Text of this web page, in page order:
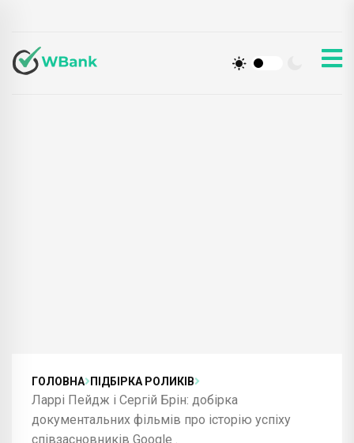
ГОЛОВНА ПІДБІРКА РОЛИКІВ
Ларрі Пейдж і Сергій Брін: добірка
документальних фільмів про історію успіху
співзасновників Google .